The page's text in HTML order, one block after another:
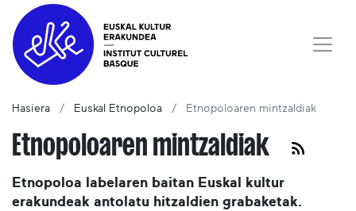
Hasiera Euskal Etnopoloa Etnopoloaren mintzaldiak
Etnopoloaren mintzaldiak
Etnopoloa labelaren baitan Euskal kultur
erakundeak antolatu hitzaldien grabaketak.